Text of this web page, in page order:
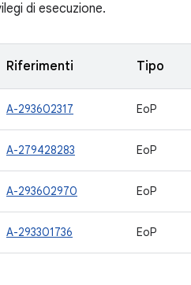
di esecuzione.
Riferimenti Tipo
A-293602317 EoP
A-279428283 EoP
A-293602970 EoP
A-293301736 EoP